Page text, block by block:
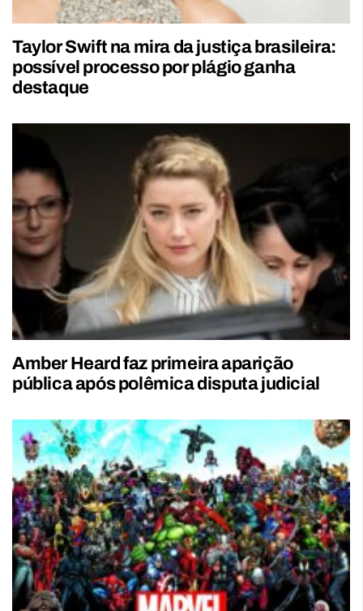
Taylor Swift na mira da justiça brasileira:
possível processo por plágio ganha
destaque
Amber Heard faz primeira aparição
pública após polêmica disputa judicial